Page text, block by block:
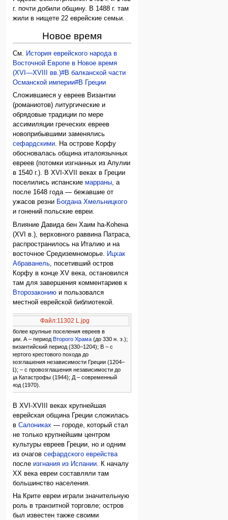
г. почти добили общину. В 1488 г. там
жили в нищете 22 еврейские семьи.
Новое время
См. История еврейского народа в
Восточной Европе в Новое время
(XVI—XVIII вв.)#В балканской части
Османской империи#В Греции
Сложившиеся у евреев Византии
(романиотов) литургические и
обрядовые традиции по мере
ассимиляции греческих евреев
новоприбывшими заменялись
сефардскими. На острове Корфу
обосновалась община италоязычных
евреев (потомки изгнанных из Апулии
в 1540 г.). В XVI-XVII веках в Греции
поселились испанскиемарраны, а
после 1648 года — бежавшие от
ужасов резни Богдана Хмельницкого
и гонений польские евреи.
Влияние Давида бен Хаим hа-Коhена
(XVI в.), верховного раввина Патраса,
распространилось на Италию и на
восточное Средиземноморье.
Ицхак
Абраванель , посетивший остров
Корфу в конце XV века, остановился
там для завершения комментариев к
Второзаконию и пользовался
местной еврейской библиотекой.
Файл:11302 L.jpg
Наиболее крупные поселения евреев в
Греции. А – период Второго Храма(до 330 н. э.);
Б – византийский период (330–1204); В – с
четвертого крестового похода до
провозглашения независимости Греции (1204–
1821); – с провозглашения независимости до
конца Катастрофы (1944); Д – современный
период (1970).
В XVI-XVIII веках крупнейшая
еврейская община Греции сложилась
вСалониках — городе, который стал
не только крупнейшим центром
культуры евреев Греции, но и одним
из очаговсефардского еврейства
послеизгнания из Испании. К началу
ХХ века евреи составляли там
большинство населения.
На Крите евреи играли значительную
роль в транзитной торговле; остров
был известен также своими